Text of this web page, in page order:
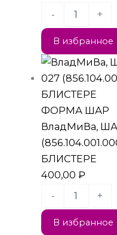
-
+
В избранное
ФОРМА ШАР
ВладМиВа,
БЛИСТЕРЕ
400,00₽
-
+
В избранное